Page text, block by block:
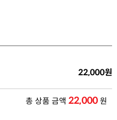
22,000원
총 상품 금액 22,000원